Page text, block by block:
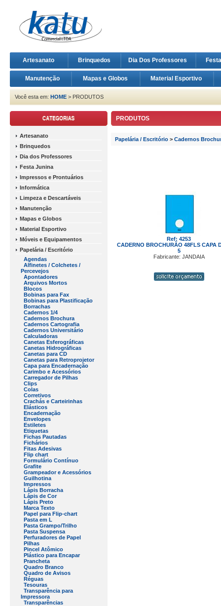
Artesanato Brinquedos Dia Dos Professores
Manutenção Mapas e Globos Material Esportivo
Você esta em: HOME > PRODUTOS
Artesanato
Brinquedos
Dia dos Professores
Festa Junina
Impressos e Prontuários
Informática
Limpeza e Descartáveis
Manutenção
Mapas e Globos
Material Esportivo
Móveis e Equipamentos
Papelária / Escritório
Agendas
Alfinetes / Colchetes /
Percevejos
Apontadores
Arquivos Mortos
Blocos
Bobinas para Fax
Bobinas para Plastificação
Borrachas
Cadernos 1/4
Cadernos Brochura
Cadernos Cartografia
Cadernos Universitário
Calculadoras
Canetas Esferográficas
Canetas Hidrográficas
Canetas para CD
Canetas para Retroprojetor
Capa para Encadernação
Carimbo e Acessórios
Carregador de Pilhas
Clips
Colas
Corretivos
Crachás e Carteirinhas
Elásticos
Encadernação
Envelopes
Estiletes
Etiquetas
Fichas Pautadas
Fichários
Fitas Adesivas
Flip chart
Formulário Contínuo
Grafite
Grampeador e Acessórios
Guilhotina
Impressos
Lápis Borracha
Lápis de Cor
Lápis Preto
Marca Texto
Papel para Flip-chart
Pasta em L
Pasta Grampo/Trilho
Pasta Suspensa
Perfuradores de Papel
Pilhas
Pincel Atômico
Plástico para Encapar
Prancheta
Quadro Branco
Quadro de Avisos
Réguas
Tesouras
Transparência para
Impressora
Transparências
PRODUTOS
Papelária / Escritório > Cadernos
Ref: 4253
CADERNO BROCHURÃO 48FLS CAPA
5
Fabricante: JANDAIA